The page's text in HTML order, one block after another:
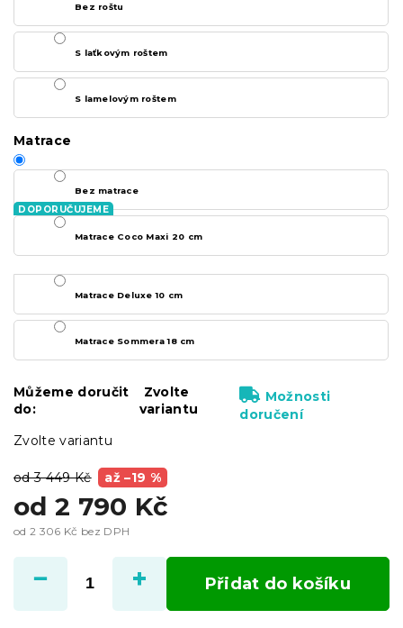
od 3 449 Kč až –19 %
od 2 790 Kč
od 2 306 Kč bez DPH
cena:
Zvolte variantu
Bez roštu
S laťkovým roštem
S lamelovým roštem
Matrace
Bez matrace
Matrace Coco Maxi 20 cm
Matrace Deluxe 10 cm
Matrace Sommera 18 cm
Můžeme doručit
do:
Zvolte
variantu
Možnosti
doručení
Přidat do košíku